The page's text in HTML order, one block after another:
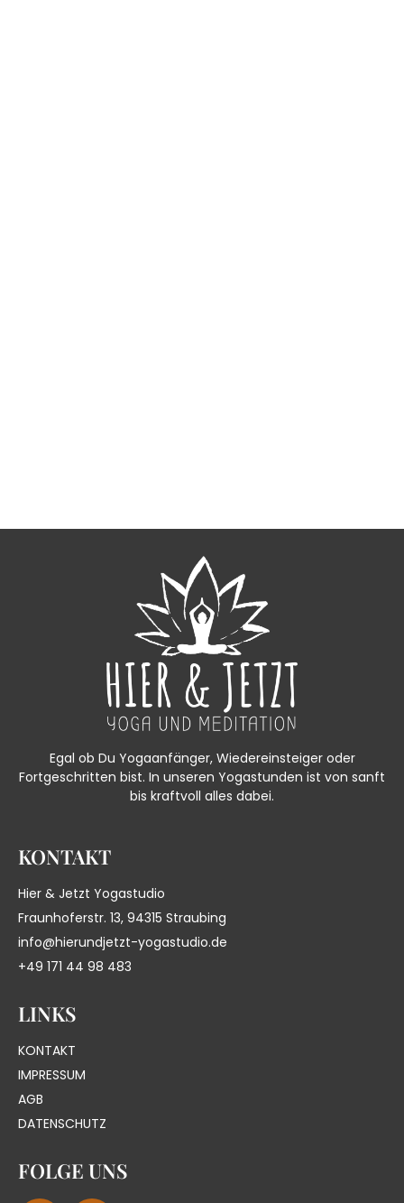
Egal ob Du Yogaanfänger, Wiedereinsteiger oder
Fortgeschritten bist. In unseren Yogastunden ist von sanft
bis kraftvoll alles dabei.
KONTAKT
Hier & Jetzt Yogastudio
Fraunhoferstr. 13, 94315 Straubing
info@hierundjetzt-yogastudio.de
+49 171 44 98 483
LINKS
KONTAKT
IMPRESSUM
AGB
DATENSCHUTZ
FOLGE UNS